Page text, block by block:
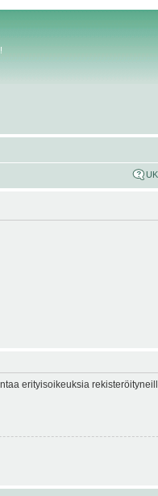
erityisoikeuksia